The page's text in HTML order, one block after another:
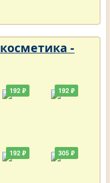
-
192 ₽
192 ₽
192 ₽
305 ₽